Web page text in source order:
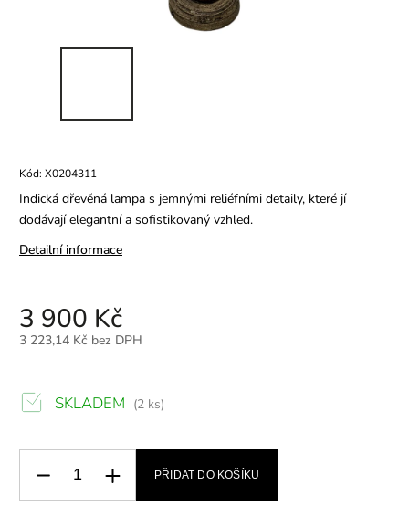
Kód: X0204311
Indická dřevěná lampa s jemnými reliéfními detaily, které jí
dodávají elegantní a sofistikovaný vzhled.
Detailní informace
3 900 Kč
3 223,14 Kč bez DPH
SKLADEM (2 ks)
PŘIDAT DO KOŠÍKU